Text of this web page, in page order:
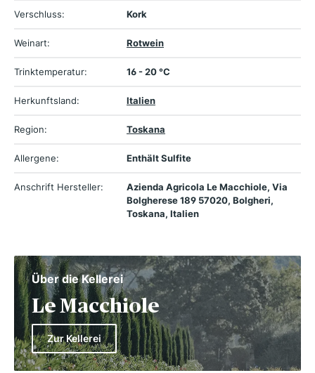
Verschluss: Kork
Weinart: Rotwein
Trinktemperatur: 16 - 20 °C
Herkunftsland: Italien
Region: Toskana
Allergene: Enthält Sulfite
Anschrift Hersteller:
Azienda Agricola Le Macchiole, Via
Bolgherese 189 57020, Bolgheri,
Toskana, Italien
Über die Kellerei
Le Macchiole
Zur Kellerei